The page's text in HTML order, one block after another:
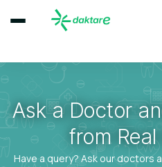
Ask a Doctor
from
Have a query? Ask our doctors